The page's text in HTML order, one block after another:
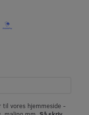
til vores hjemmeside -